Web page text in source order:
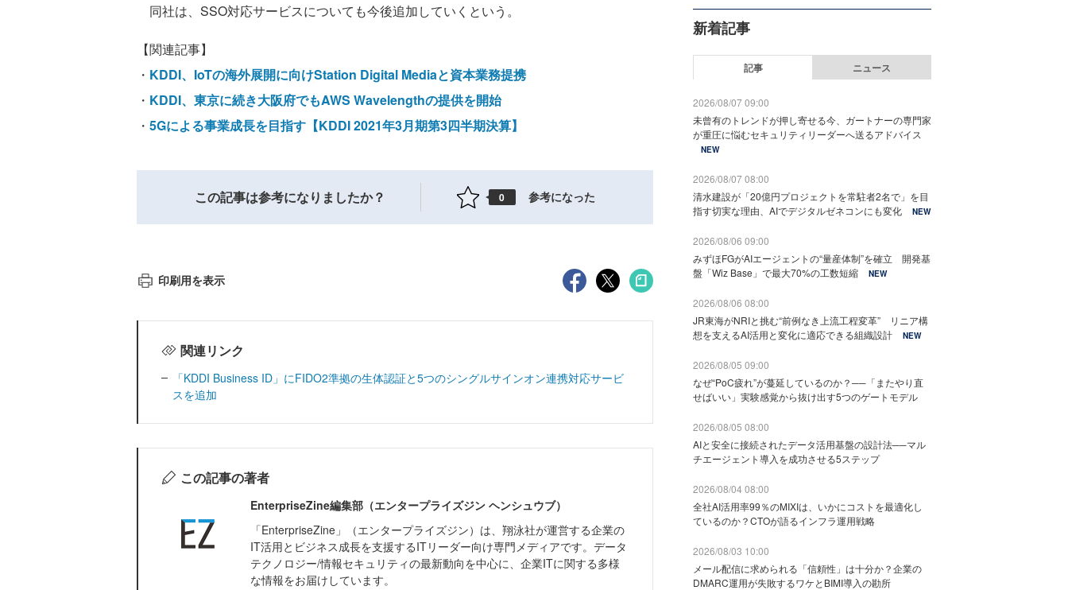
同社は、SSO対応サービスについても今後追加していくという。
【関連記事】
・ KDDI、IoTの海外展開に向けStation Digital Mediaと資本業務提携
・ KDDI、東京に続き大阪府でもAWS Wavelengthの提供を開始
・ 5Gによる事業成長を目指す【KDDI 2021年3月期第3四半期決算】
この記事は参考になりましたか？ 0 参考になった
印刷用を表示
関連リンク
「KDDI Business ID」にFIDO2準拠の生体認証と5つのシングルサインオン連携対応サービ
スを追加
この記事の著者
EnterpriseZine編集部（エンタープライズジン ヘンシュウブ）
「EnterpriseZine」（エンタープライズジン）は、翔泳社が運営する企業の
IT活用とビジネス成長を支援するITリーダー向け専門メディアです。データ
テクノロジー/情報セキュリティの最新動向を中心に、企業ITに関する多様
な情報をお届けしています。
新着記事
記事 ニュース
2026/08/07 09:00
未曾有のトレンドが押し寄せる今、ガートナーの専門家
が重圧に悩むセキュリティリーダーへ送るアドバイス
NEW
2026/08/07 08:00
清水建設が「20億円プロジェクトを常駐者2名で」を目
指す切実な理由、AIでデジタルゼネコンにも変化
NEW
2026/08/06 09:00
みずほFGがAIエージェントの“量産体制”を確立 開発基
盤「Wiz Base」で最大70%の工数短縮
NEW
2026/08/06 08:00
JR東海がNRIと挑む“前例なき上流工程変革” リニア構
想を支えるAI活用と変化に適応できる組織設計
NEW
2026/08/05 09:00
なぜ“PoC疲れ”が蔓延しているのか？──「またやり直
せばいい」実験感覚から抜け出す5つのゲートモデル
2026/08/05 08:00
AIと安全に接続されたデータ活用基盤の設計法──マル
チエージェント導入を成功させる5ステップ
2026/08/04 08:00
全社AI活用率99％のMIXIは、いかにコストを最適化し
ているのか？CTOが語るインフラ運用戦略
2026/08/03 10:00
メール配信に求められる「信頼性」は十分か？企業の
DMARC運用が失敗するワケとBIMI導入の勘所